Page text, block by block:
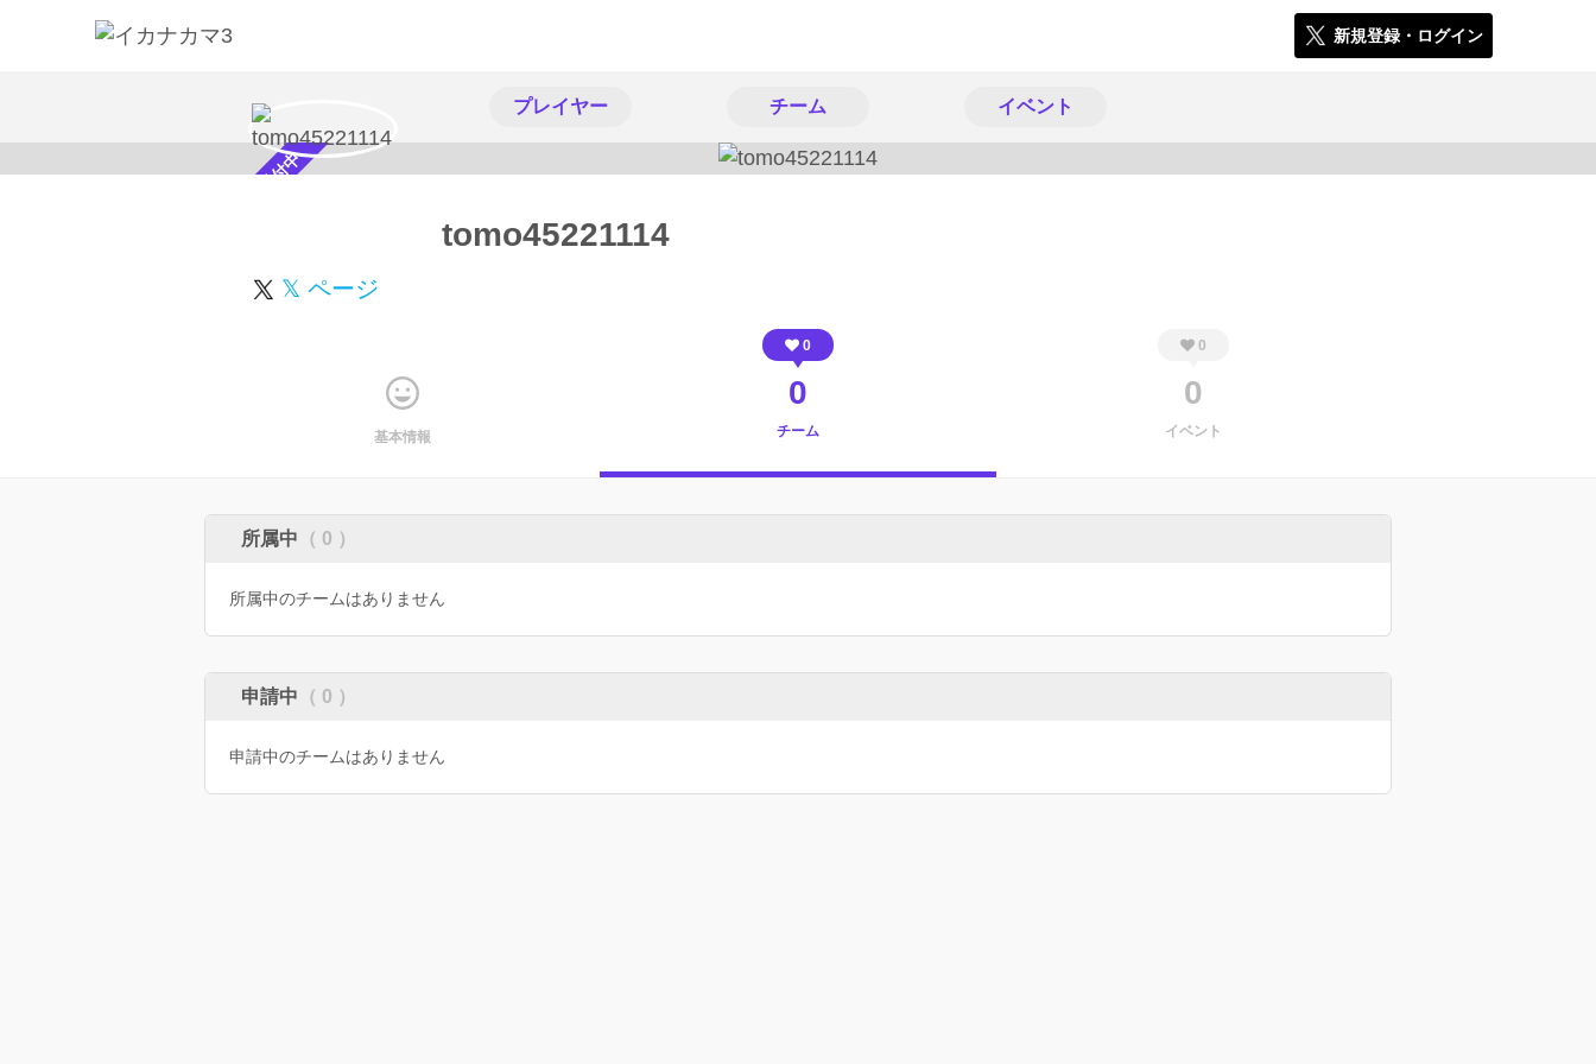
新規登録・ログイン
プレイヤー チーム イベント
スカウト受付中 tomo45221114
𝕏 ページ
基本情報
0
0
チーム
0
0
イベント
所属中 （ 0 ）
所属中のチームはありません
申請中 （ 0 ）
申請中のチームはありません